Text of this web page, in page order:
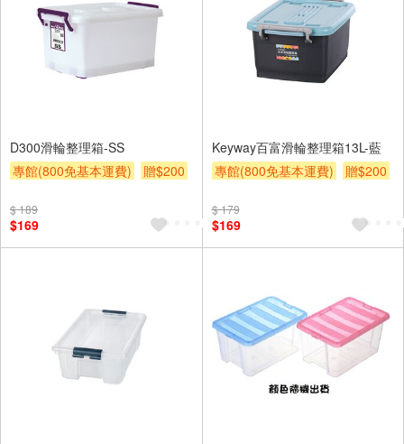
D300滑輪整理箱-SS
專館(800免基本運費)
贈$200
$ 189
$169
Keyway百富滑輪整理箱13L-藍
專館(800免基本運費)
贈$200
$ 179
$169